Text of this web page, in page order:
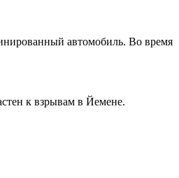
автомобиль. Во время
к взрывам в Йемене.